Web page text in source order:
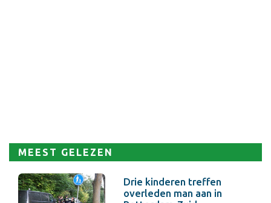
MEEST GELEZEN
Drie kinderen treffen
overleden man aan in